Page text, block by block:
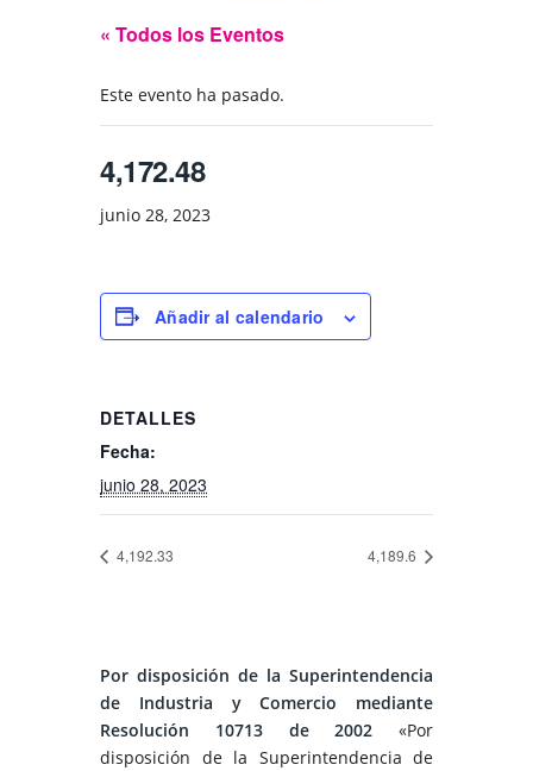
« Todos los Eventos
Este evento ha pasado.
4,172.48
junio 28, 2023
Añadir al calendario
DETALLES
Fecha:
junio 28, 2023
4,192.33 4,189.6
Por disposición de la Superintendencia
de Industria y Comercio mediante
Resolución 10713 de 2002 «Por
disposición de la Superintendencia de